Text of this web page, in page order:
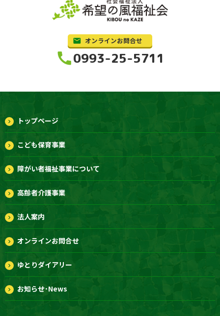
オンラインお問合せ
call0993-25-5711
トップページ
こども保育事業
障がい者福祉事業について
高齢者介護事業
法人案内
オンラインお問合せ
ゆとりダイアリー
お知らせ･News